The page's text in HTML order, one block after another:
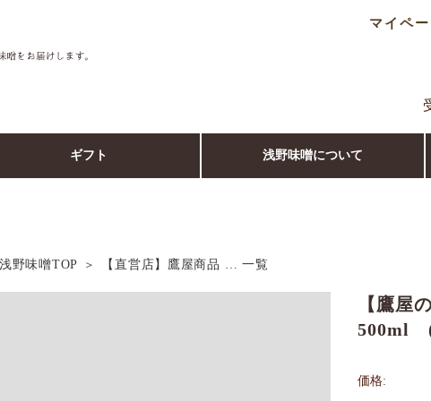
マイペ
ギフト 浅野味噌について
浅野味噌TOP 【直営店】鷹屋商品 … 一覧
【鷹
500ml (
価格: